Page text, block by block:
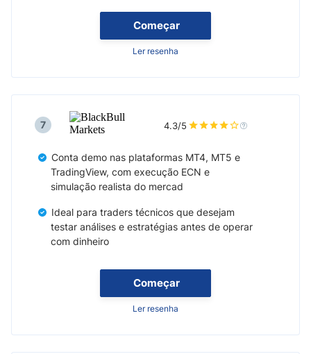
Começar
Ler resenha
Começar
Ler resenha
7 4.3/5
Conta demo nas plataformas MT4, MT5 e
TradingView, com execução ECN e
simulação realista do mercad
Ideal para traders técnicos que desejam
testar análises e estratégias antes de operar
com dinheiro